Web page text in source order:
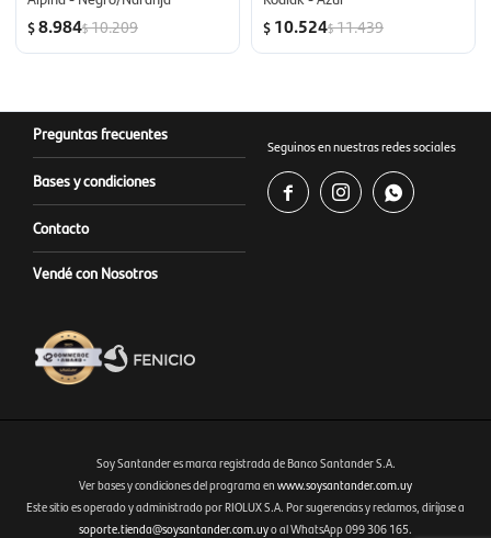
$8.984$10.209 $ 10.524$11.439
Preguntas frecuentes
Bases y condiciones
Contacto
Vendé con Nosotros
Seguinos en nuestras redes sociales
  
Fenicio eCommerce Uruguay
Soy Santander es marca registrada de Banco Santander S.A.
Ver bases y condiciones del programa en www.soysantander.com.uy
Este sitio es operado y administrado por RIOLUX S.A. Por sugerencias y reclamos, diríjase a
soporte.tienda@soysantander.com.uyo al WhatsApp 099 306 165.